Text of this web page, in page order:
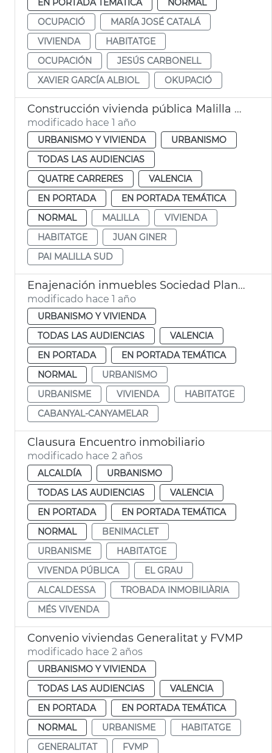
OCUPACIÓ
MARÍA JOSÉ CATALÁ
VIVIENDA
HABITATGE
OCUPACIÓN
JESÚS CARBONELL
XAVIER GARCÍA ALBIOL
OKUPACIÓ
Construcción vivienda pública Malilla Sud
modificado hace 1 año
URBANISMO Y VIVIENDA
URBANISMO
TODAS LAS AUDIENCIAS
QUATRE CARRERES
VALENCIA
EN PORTADA
EN PORTADA TEMÁTICA
NORMAL
MALILLA
VIVIENDA
HABITATGE
JUAN GINER
PAI MALILLA SUD
Enajenación inmuebles Sociedad Plan Cabanyal Canyamelar
modificado hace 1 año
URBANISMO Y VIVIENDA
TODAS LAS AUDIENCIAS
VALENCIA
EN PORTADA
EN PORTADA TEMÁTICA
NORMAL
URBANISMO
URBANISME
VIVIENDA
HABITATGE
CABANYAL-CANYAMELAR
Clausura Encuentro inmobiliario
modificado hace 2 años
ALCALDÍA
URBANISMO
TODAS LAS AUDIENCIAS
VALENCIA
EN PORTADA
EN PORTADA TEMÁTICA
NORMAL
BENIMACLET
URBANISME
HABITATGE
VIVENDA PÚBLICA
EL GRAU
ALCALDESSA
TROBADA INMOBILIÀRIA
MÉS VIVENDA
Convenio viviendas Generalitat y FVMP
modificado hace 2 años
URBANISMO Y VIVIENDA
TODAS LAS AUDIENCIAS
VALENCIA
EN PORTADA
EN PORTADA TEMÁTICA
NORMAL
URBANISME
HABITATGE
GENERALITAT
FVMP